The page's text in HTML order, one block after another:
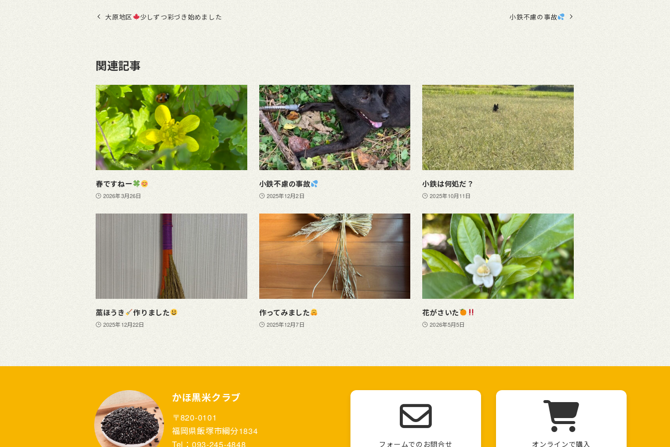
大原地区 少しずつ彩づき始めました 小鉄不慮の事故
関連記事
春ですねー
2026年3月26日
小鉄不慮の事故
2025年12月2日
小鉄は何処だ？
2025年10月11日
藁ほうき 作りました
2025年12月22日
作ってみました
2025年12月7日
花がさいた
2026年5月5日
かほ黒米クラブ
〒820-0101
福岡県飯塚市綱分1834
Tel：093-245-4848
フォームでのお問合せ オンラインで購入